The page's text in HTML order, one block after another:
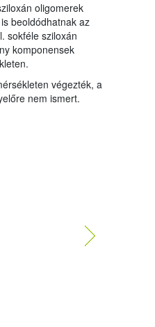
oligomerek
beoldódhatnak az
sokféle sziloxán
komponensek
végezték, a
nem ismert.